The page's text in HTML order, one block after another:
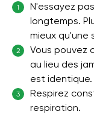
1
N'essayez
longtemps.
mieux qu'une
2
Vous pouvez
au lieu des
est identique.
3
Respirez
respiration.